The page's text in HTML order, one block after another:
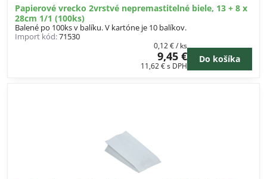
Papierové vrecko 2vrstvé nepremastitelné biele, 13 + 8 x
28cm 1/1 (100ks)
Balené po 100ks v balíku. V kartóne je 10 balíkov.
Import kód:71530
9,45 €
11,62 €s DPH
0,12 €/ ks
Do košíka